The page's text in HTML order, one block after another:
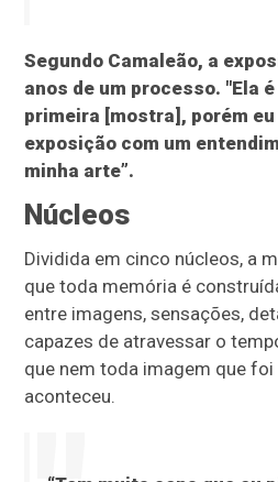
Segundo Camaleão, a
anos de um processo. "Ela
primeira [mostra], porém
exposição com um
minha arte”.
Núcleos
Dividida em cinco núcleos, a
que toda memória é
entre imagens, sensações,
capazes de atravessar o
que nem toda imagem que
aconteceu.